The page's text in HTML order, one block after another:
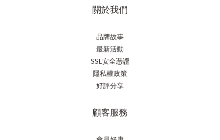
關於我們
品牌故事
最新活動
SSL安全憑證
隱私權政策
好評分享
顧客服務